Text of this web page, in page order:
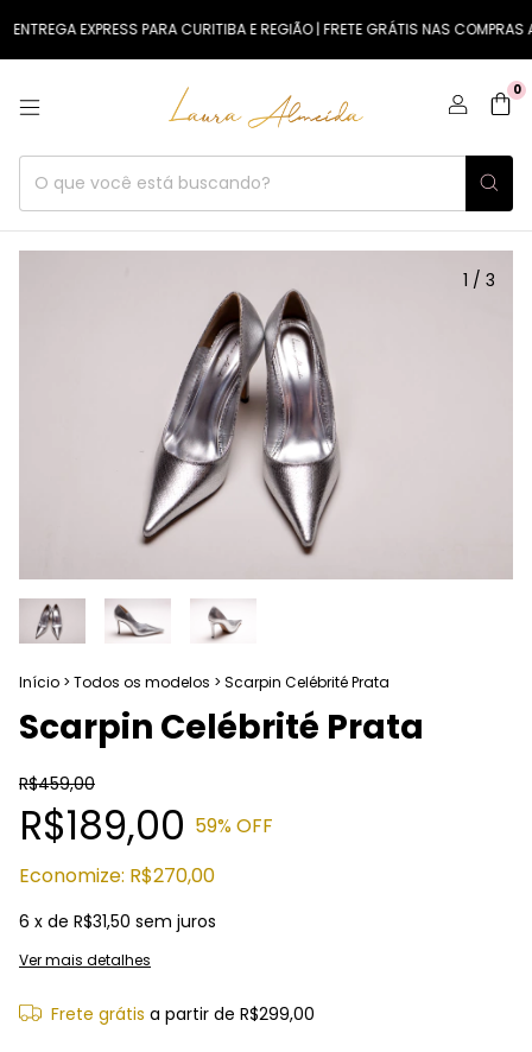
ENTREGA EXPRESS PARA CURITIBA E REGIÃO | FRETE GRÁTIS NAS COMPRAS A
0
1 / 3
Início > Todos os modelos > Scarpin Celébrité Prata
Scarpin Celébrité Prata
R$459,00
R$189,00 59% OFF
Economize: R$270,00
6 x de R$31,50 sem juros
Ver mais detalhes
Frete grátis a partir de R$299,00